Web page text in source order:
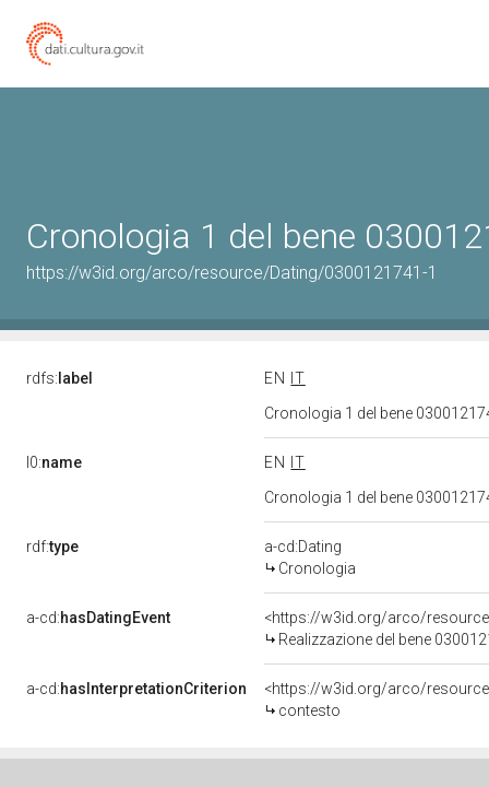
Cronologia 1 del bene
https://w3id.org/arco/resource/Dating/0300121741-1
rdfs: label EN
IT
Cronologia 1 del bene
l0:name EN
IT
Cronologia 1 del bene
rdf:type
a-cd:Dating
Cronologia
a-cd:hasDatingEvent
<https://w3id.org/arco/
Realizzazione del bene
a-cd:hasInterpretationCriterion
<https://w3id.org/arco/
contesto